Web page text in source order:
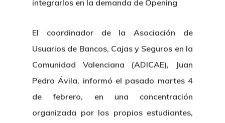
integrarlos en la demanda de Opening
El coordinador de la Asociación de
Usuarios de Bancos, Cajas y Seguros en la
Comunidad Valenciana (ADICAE), Juan
Pedro Ávila, informó el pasado martes 4
de febrero, en una concentración
organizada por los propios estudiantes,